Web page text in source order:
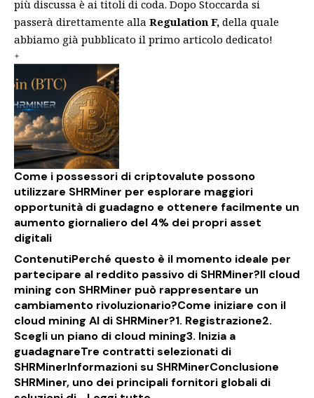
più discussa è ai titoli di coda. Dopo Stoccarda si
passerà direttamente alla Regulation F, della quale
abbiamo già pubblicato il primo articolo dedicato!
Come i possessori di criptovalute possono
utilizzare SHRMiner per esplorare maggiori
opportunità di guadagno e ottenere facilmente un
aumento giornaliero del 4% dei propri asset
digitali
ContenutiPerché questo è il momento ideale per
partecipare al reddito passivo di SHRMiner?Il cloud
mining con SHRMiner può rappresentare un
cambiamento rivoluzionario?Come iniziare con il
cloud mining AI di SHRMiner?1. Registrazione2.
Scegli un piano di cloud mining3. Inizia a
guadagnareTre contratti selezionati di
SHRMinerInformazioni su SHRMinerConclusione
SHRMiner, uno dei principali fornitori globali di